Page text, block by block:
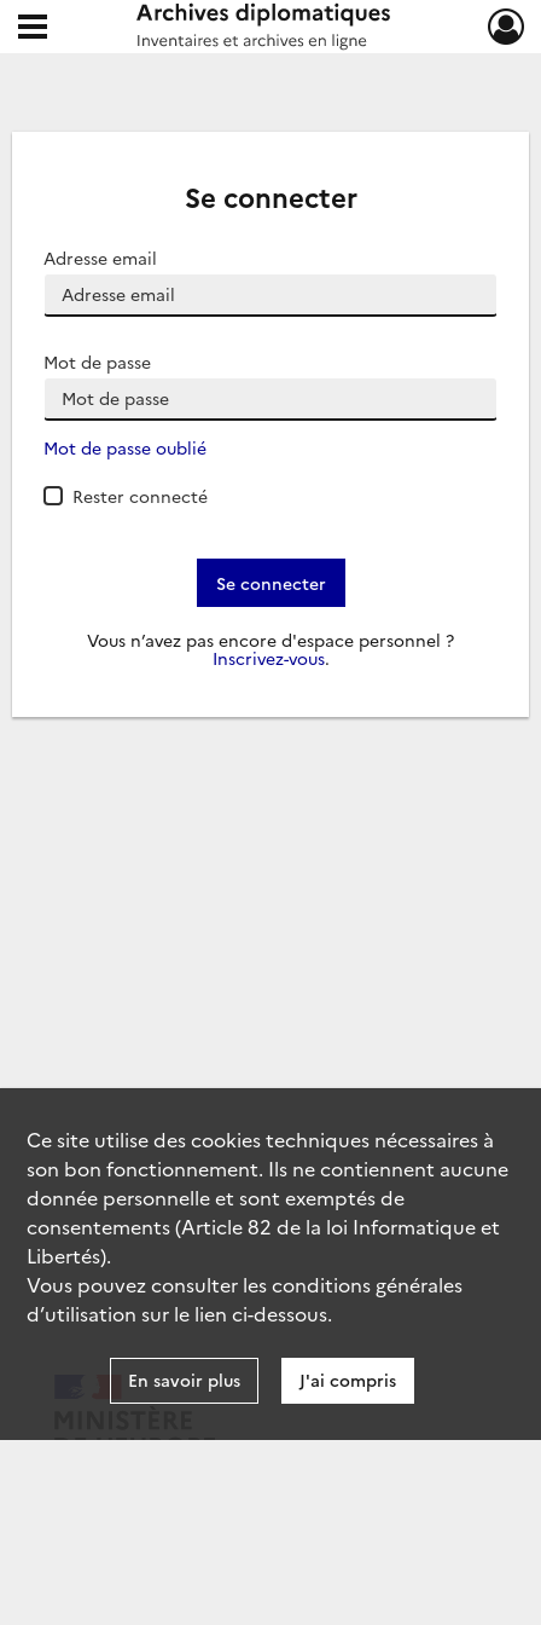
Archives diplomatiques
Ouvrir le menu déroulant
Se connecter
Adresse email
Mot de passe
Mot de passe oublié
Rester connecté
Se connecter
Vous n’avez pas encore d'espace personnel ?
Inscrivez-vous.
Ce site utilise descookiestechniques nécessaires à
son bon fonctionnement. Ils ne contiennent aucune
donnée personnelle et sont exemptés de
consentements (Article 82 de la loi Informatique et
Libertés).
Vous pouvez consulter les conditions générales
d’utilisation sur le lien ci-dessous.
En savoir plus J'ai compris